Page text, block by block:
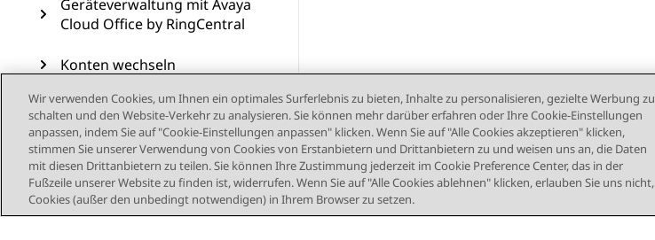
Geräteverwaltung mit Avaya
Cloud Office by RingCentral
Konten wechseln
Unterstützte Geräte und
Funktionen
Ressourcen
Wir verwenden Cookies, um Ihnen ein optimales Surferlebnis zu bieten, Inhalte zu personalisieren, gezielte Werbung zu
schalten und den Website-Verkehr zu analysieren. Sie können mehr darüber erfahren oder Ihre Cookie-Einstellungen
anpassen, indem Sie auf "Cookie-Einstellungen anpassen" klicken. Wenn Sie auf "Alle Cookies akzeptieren" klicken,
stimmen Sie unserer Verwendung von Cookies von Erstanbietern und Drittanbietern zu und weisen uns an, die Daten
mit diesen Drittanbietern zu teilen. Sie können Ihre Zustimmung jederzeit im Cookie Preference Center, das in der
Fußzeile unserer Website zu finden ist, widerrufen. Wenn Sie auf "Alle Cookies ablehnen" klicken, erlauben Sie uns nicht,
Cookies (außer den unbedingt notwendigen) in Ihrem Browser zu setzen.